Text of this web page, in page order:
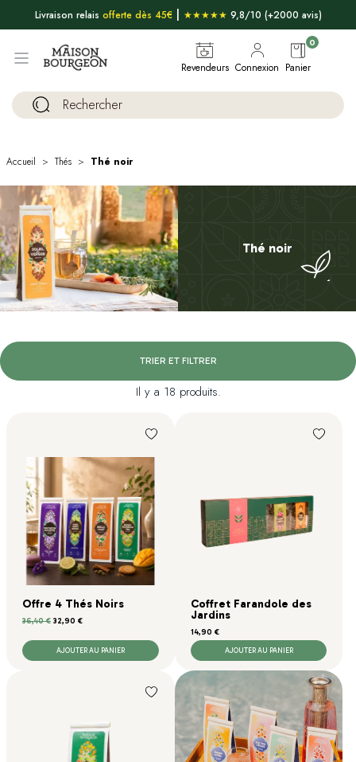
Livraison relais offerte dès 45€| ★★★★★ 9,8/10 (+2000 avis)
Revendeurs Connexion Panier
0
Thé noir
Accueil Thés Thé noir
Il y a 18 produits.
TRIER ET FILTRER
Offre 4 Thés Noirs
Prix de base
36,40 € Prix
32,90 €
AJOUTER AU PANIER
Coffret Farandole des
Jardins
Prix
14,90 €
AJOUTER AU PANIER